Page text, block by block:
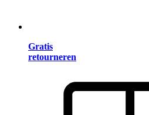
Gratis
retourneren